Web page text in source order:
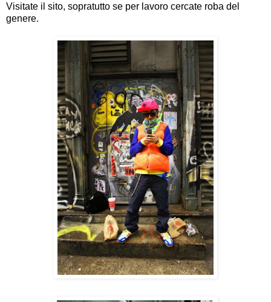
Visitate il sito, sopratutto se per lavoro cercate roba del
genere.